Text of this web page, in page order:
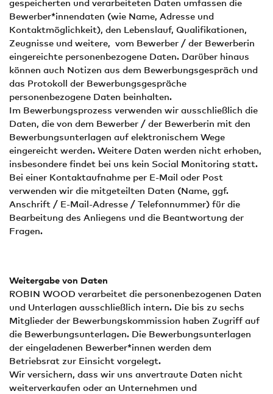
gespeicherten und verarbeiteten Daten umfassen die
Bewerber*innendaten (wie Name, Adresse und
Kontaktmöglichkeit), den Lebenslauf, Qualifikationen,
Zeugnisse und weitere, vom Bewerber / der Bewerberin
eingereichte personenbezogene Daten. Darüber hinaus
können auch Notizen aus dem Bewerbungsgespräch und
das Protokoll der Bewerbungsgespräche
personenbezogene Daten beinhalten.
Im Bewerbungsprozess verwenden wir ausschließlich die
Daten, die von dem Bewerber / der Bewerberin mit den
Bewerbungsunterlagen auf elektronischem Wege
eingereicht werden. Weitere Daten werden nicht erhoben,
insbesondere findet bei uns kein Social Monitoring statt.
Bei einer Kontaktaufnahme per E-Mail oder Post
verwenden wir die mitgeteilten Daten (Name, ggf.
Anschrift / E-Mail-Adresse / Telefonnummer) für die
Bearbeitung des Anliegens und die Beantwortung der
Fragen.
Weitergabe von Daten
ROBIN WOOD verarbeitet die personenbezogenen Daten
und Unterlagen ausschließlich intern. Die bis zu sechs
Mitglieder der Bewerbungskommission haben Zugriff auf
die Bewerbungsunterlagen. Die Bewerbungsunterlagen
der eingeladenen Bewerber*innen werden dem
Betriebsrat zur Einsicht vorgelegt.
Wir versichern, dass wir uns anvertraute Daten nicht
weiterverkaufen oder an Unternehmen und